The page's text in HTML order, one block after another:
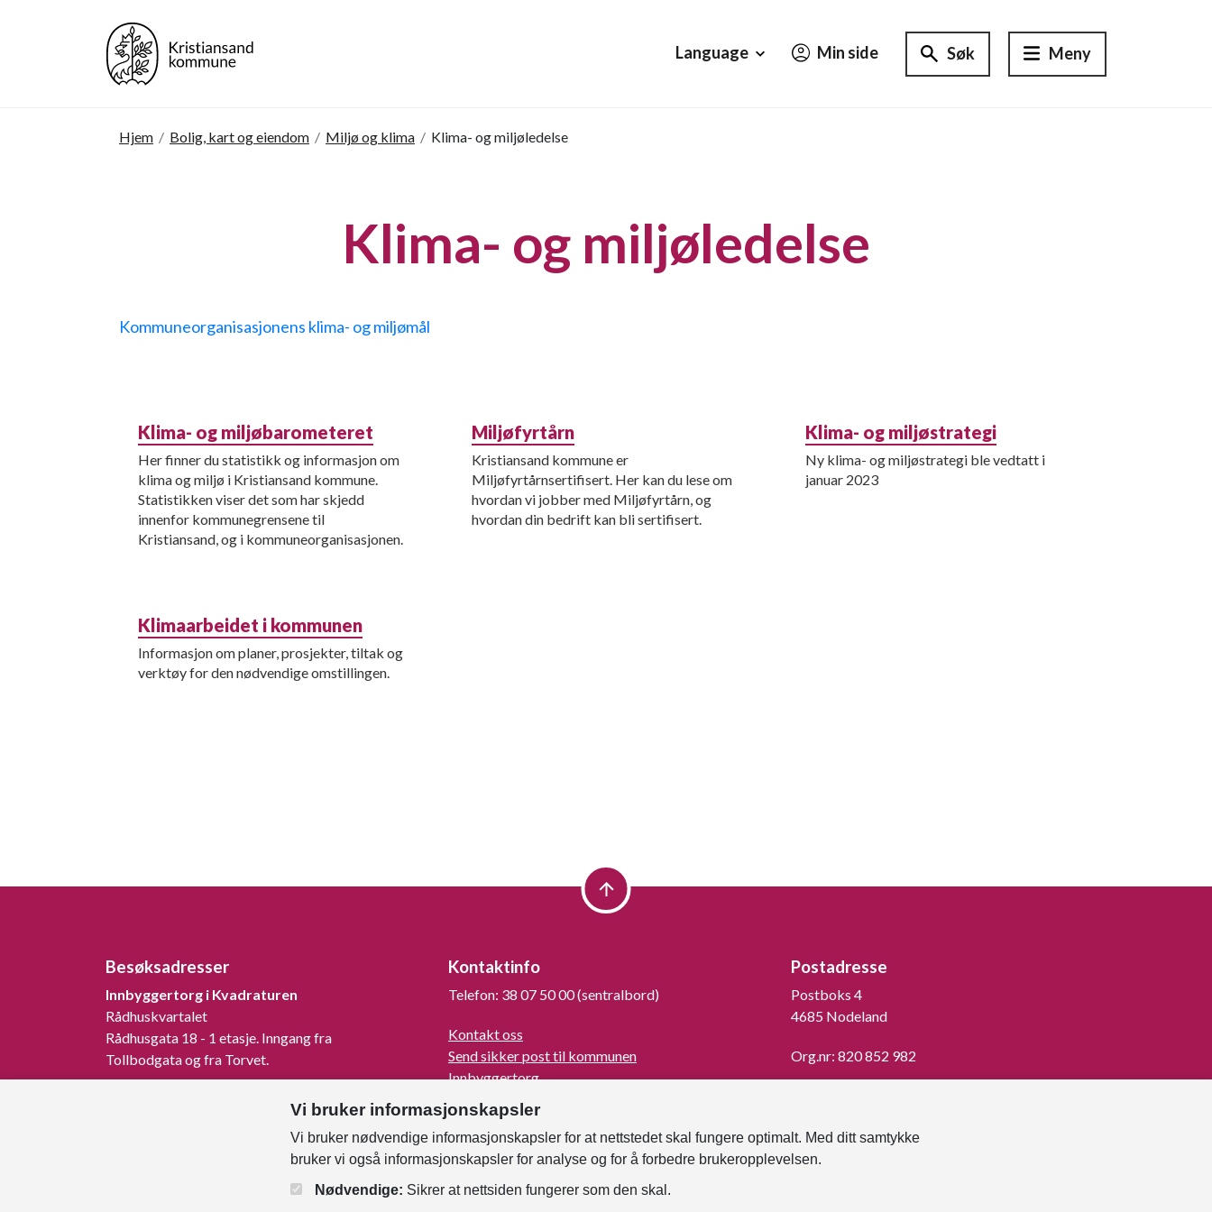
Language
Min side Søk Meny
Hjem / Bolig, kart og eiendom / Miljø og klima / Klima- og miljøledelse
Klima- og miljøledelse
Kommuneorganisasjonens klima- og miljømål
Klima- og miljøbarometeret
Her finner du statistikk og informasjon om
klima og miljø i Kristiansand kommune.
Statistikken viser det som har skjedd
innenfor kommunegrensene til
Kristiansand, og i kommuneorganisasjonen.
Miljøfyrtårn
Kristiansand kommune er
Miljøfyrtårnsertifisert. Her kan du lese om
hvordan vi jobber med Miljøfyrtårn, og
hvordan din bedrift kan bli sertifisert.
Klima- og miljøstrategi
Ny klima- og miljøstrategi ble vedtatt i
januar 2023
Klimaarbeidet i kommunen
Informasjon om planer, prosjekter, tiltak og
verktøy for den nødvendige omstillingen.
Besøksadresser
Innbyggertorg i Kvadraturen
Rådhuskvartalet
Rådhusgata 18 - 1 etasje. Inngang fra
Tollbodgata og fra Torvet.
Songdalsvegen 53, 4645 Nodeland.
Kontaktinfo
Telefon: 38 07 50 00 (sentralbord)
Kontakt oss
Send sikker post til kommunen
Innbyggertorg
Turistinformasjon
For mediene
Kunngjøringer og høringer
Om Kristiansand
Faktura til kommunen
Postadresse
Postboks 4
4685 Nodeland
Org.nr: 820 852 982
Vi bruker informasjonskapsler
Vi bruker nødvendige informasjonskapsler for at nettstedet skal fungere optimalt. Med ditt samtykke
bruker vi også informasjonskapsler for analyse og for å forbedre brukeropplevelsen.
Nødvendige: Sikrer at nettsiden fungerer som den skal.